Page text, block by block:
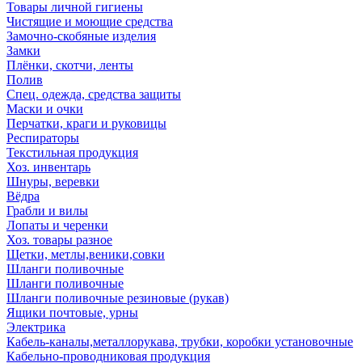
Товары личной гигиены
Чистящие и моющие средства
Замочно-скобяные изделия
Замки
Плёнки, скотчи, ленты
Полив
Спец. одежда, средства защиты
Маски и очки
Перчатки, краги и руковицы
Респираторы
Текстильная продукция
Хоз. инвентарь
Шнуры, веревки
Вёдра
Грабли и вилы
Лопаты и черенки
Хоз. товары разное
Щетки, метлы,веники,совки
Шланги поливочные
Шланги поливочные
Шланги поливочные резиновые (рукав)
Ящики почтовые, урны
Электрика
Кабель-каналы,металлорукава, трубки, коробки установочные
Кабельно-проводниковая продукция